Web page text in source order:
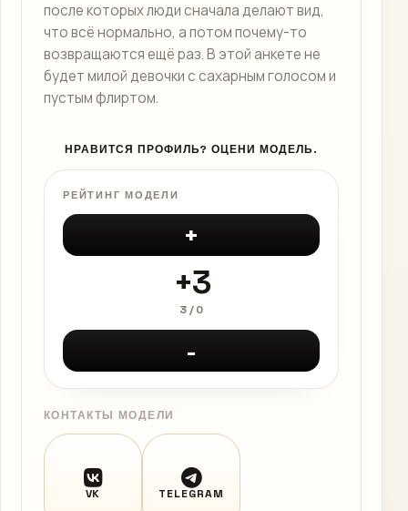
после которых люди сначала делают вид,
что всё нормально, а потом почему-то
возвращаются ещё раз. В этой анкете не
будет милой девочки с сахарным голосом и
пустым флиртом.
НРАВИТСЯ ПРОФИЛЬ? ОЦЕНИ МОДЕЛЬ.
РЕЙТИНГ МОДЕЛИ
+
+3
3/ 0
-
КОНТАКТЫ МОДЕЛИ
VK TELEGRAM